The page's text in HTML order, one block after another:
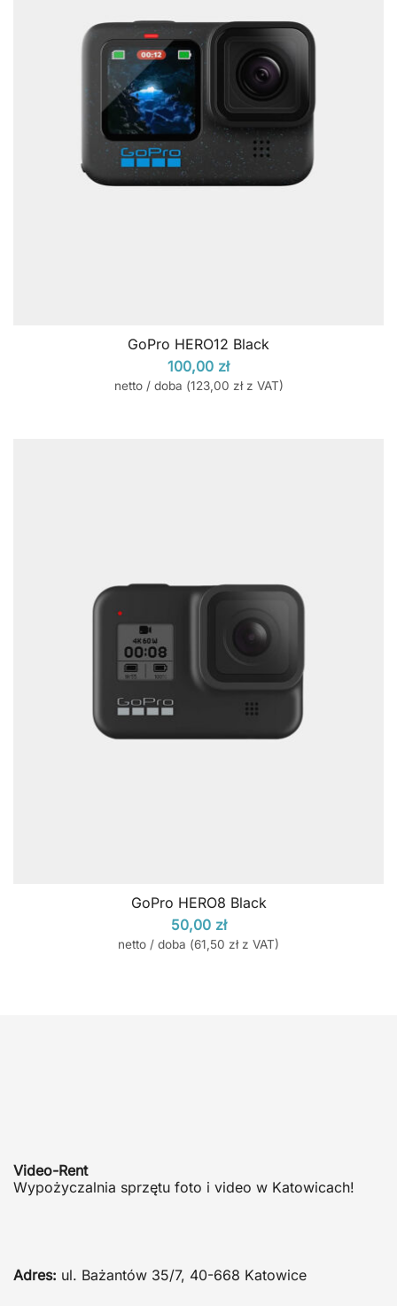
GoPro HERO12 Black
100,00 zł
netto / doba (123,00 złz VAT)
GoPro HERO8 Black
50,00 zł
netto / doba (61,50 złz VAT)
Video-Rent
Wypożyczalnia sprzętu foto i video w Katowicach!
Adres: ul. Bażantów 35/7, 40-668 Katowice